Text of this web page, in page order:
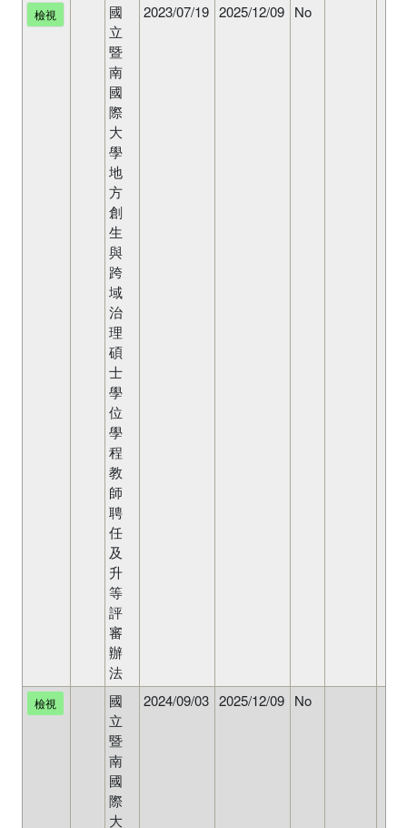
檢視
國
立
暨
南
國
際
大
學
地
方
創
生
與
跨
域
治
理
碩
士
學
位
學
程
教
師
聘
任
及
升
等
評
審
辦
法
2023/07/19 2025/12/09 No
檢視
國
立
暨
南
國
際
大
2024/09/03 2025/12/09 No